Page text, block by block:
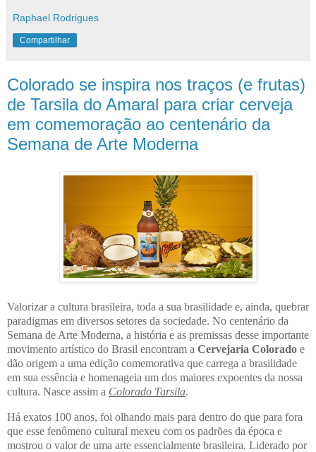
Raphael Rodrigues
Compartilhar
Colorado se inspira nos traços (e frutas)
de Tarsila do Amaral para criar cerveja
em comemoração ao centenário da
Semana de Arte Moderna
Valorizar a cultura brasileira, toda a sua brasilidade e, ainda, quebrar
paradigmas em diversos setores da sociedade. No centenário da
Semana de Arte Moderna, a história e as premissas desse importante
movimento artístico do Brasil encontram a Cervejaria Colorado e
dão origem a uma edição comemorativa que carrega a brasilidade
em sua essência e homenageia um dos maiores expoentes da nossa
cultura. Nasce assim a Colorado Tarsila.
Há exatos 100 anos, foi olhando mais para dentro do que para fora
que esse fenômeno cultural mexeu com os padrões da época e
mostrou o valor de uma arte essencialmente brasileira. Liderado por